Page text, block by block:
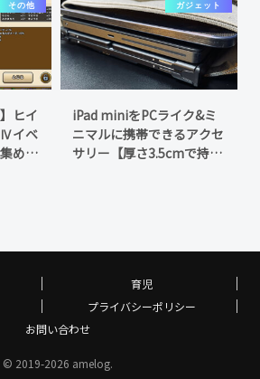
その他
ヒイ
Ⅳイベ
めに
ガジェット
iPad miniをPCライク&ミ
ニマルに携帯できるアクセ
サリー【厚さ3.5cmで持ち
育児
プライバシーポリシー
お問い合わせ
© 2019-2026 amelog.